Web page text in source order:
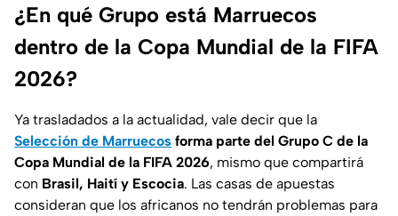
¿En qué Grupo está Marruecos
dentro de la Copa Mundial de la FIFA
2026?
Ya trasladados a la actualidad, vale decir que la
Selección de Marruecos forma parte del Grupo C de la
Copa Mundial de la FIFA 2026, mismo que compartirá
con Brasil, Haití y Escocia. Las casas de apuestas
consideran que los africanos no tendrán problemas para